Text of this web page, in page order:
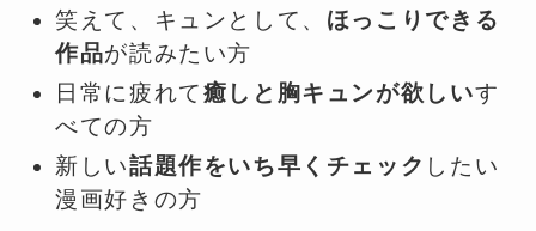
笑えて、キュンとして、 ほっこりできる
作品が読みたい方
日常に疲れて癒しと胸キュンが欲しいす
べての方
新しい話題作をいち早くチェック したい
漫画好きの方